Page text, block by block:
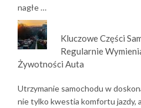
nagłe …
Kluczowe Części
Regularnie
Żywotności Auta
Utrzymanie samochodu w
nie tylko kwestia komfortu jazdy,